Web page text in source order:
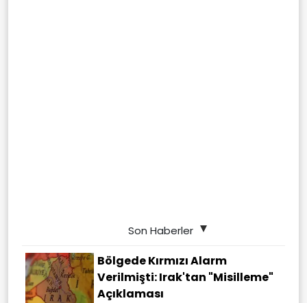
Son Haberler
Bölgede Kırmızı Alarm
Verilmişti: Irak'tan "misilleme"
Açıklaması